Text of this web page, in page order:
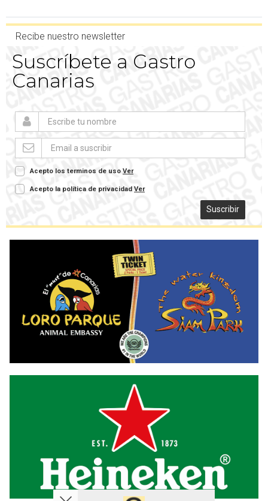
Recibe nuestro newsletter
Suscríbete a Gastro
Canarias
Acepto los terminos de uso Ver
Acepto la política de privacidad Ver
Suscribir